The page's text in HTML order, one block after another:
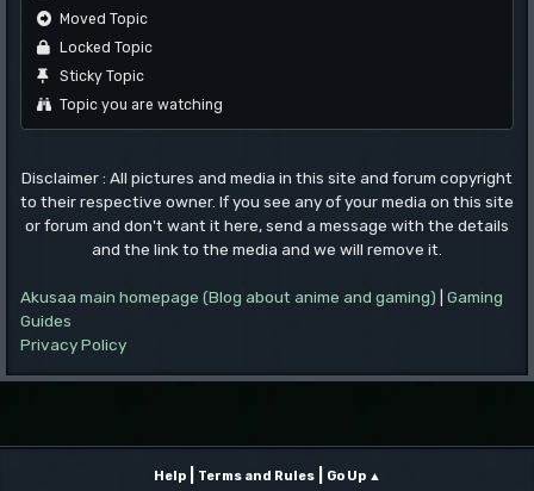
Moved Topic
Locked Topic
Sticky Topic
Topic you are watching
Disclaimer : All pictures and media in this site and forum copyright
to their respective owner. If you see any of your media on this site
or forum and don't want it here, send a message with the details
and the link to the media and we will remove it.
Akusaa main homepage (Blog about anime and gaming) | Gaming
Guides
Privacy Policy
Help| Terms and Rules| Go Up ▲